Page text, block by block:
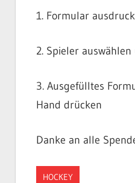
1. Formular
2. Spieler
3. Ausgefülltes
Hand drücken
Danke an alle
HOCKEY